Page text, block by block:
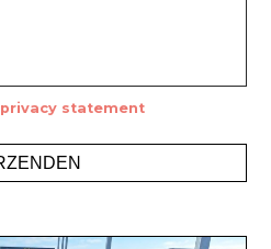
privacy statement